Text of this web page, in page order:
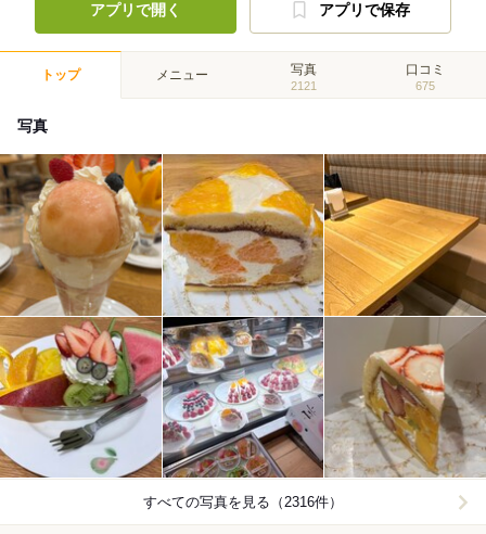
アプリで開く アプリで保存
トップ メニュー 写真
2121
口コミ
675
写真
すべての写真を見る（2316件）